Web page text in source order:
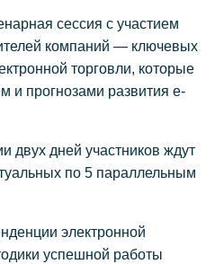
сессия с участием
компаний — ключевых
торговли, которые
и прогнозами развития e-
двух дней участников ждут
по 5 параллельным
электронной
успешной работы